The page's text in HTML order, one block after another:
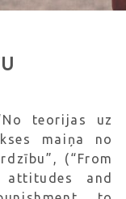
teorijas uz
maiņa no
(“From
and